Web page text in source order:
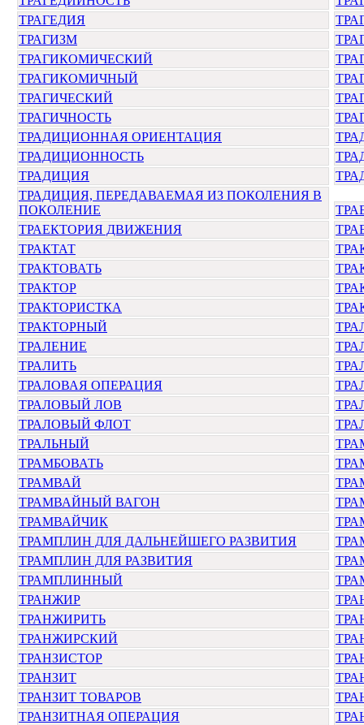
ТРАГЕДИЯ
ТРАГИЗМ
ТРАГИКОМИЧЕСКИЙ
ТРАГИКОМИЧНЫЙ
ТРАГИЧЕСКИЙ
ТРАГИЧНОСТЬ
ТРАДИЦИОННАЯ ОРИЕНТАЦИЯ
ТРАДИЦИОННОСТЬ
ТРАДИЦИЯ
ТРАДИЦИЯ, ПЕРЕДАВАЕМАЯ ИЗ ПОКОЛЕНИЯ В
ПОКОЛЕНИЕ
ТРАЕКТОРИЯ ДВИЖЕНИЯ
ТРАКТАТ
ТРАКТОВАТЬ
ТРАКТОР
ТРАКТОРИСТКА
ТРАКТОРНЫЙ
ТРАЛЕНИЕ
ТРАЛИТЬ
ТРАЛОВАЯ ОПЕРАЦИЯ
ТРАЛОВЫЙ ЛОВ
ТРАЛОВЫЙ ФЛОТ
ТРАЛЬНЫЙ
ТРАМБОВАТЬ
ТРАМВАЙ
ТРАМВАЙНЫЙ ВАГОН
ТРАМВАЙЧИК
ТРАМПЛИН ДЛЯ ДАЛЬНЕЙШЕГО РАЗВИТИЯ
ТРАМПЛИН ДЛЯ РАЗВИТИЯ
ТРАМПЛИННЫЙ
ТРАНЖИР
ТРАНЖИРИТЬ
ТРАНЖИРСКИЙ
ТРАНЗИСТОР
ТРАНЗИТ
ТРАНЗИТ ТОВАРОВ
ТРАНЗИТНАЯ ОПЕРАЦИЯ